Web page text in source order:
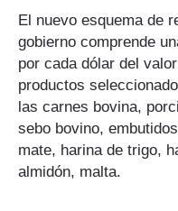
Lechería
Tecnología
Maquinaria agrícola
Agenda
Regionales
El nuevo esquema de
gobierno comprende
por cada dólar del
productos
las carnes bovina,
sebo bovino,
mate, harina de trigo,
almidón, malta.